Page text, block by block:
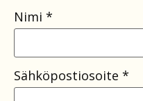
Nimi *
Sähköpostiosoite *